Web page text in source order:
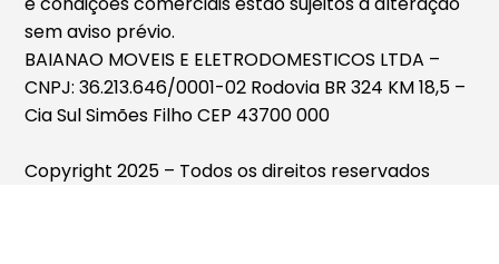
sem aviso prévio.
BAIANAO MOVEIS E ELETRODOMESTICOS LTDA –
CNPJ: 36.213.646/0001-02 Rodovia BR 324 KM 18,5 –
Cia Sul Simões Filho CEP 43700 000
Copyright 2025 – Todos os direitos reservados